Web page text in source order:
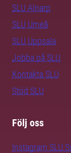
SLU Alnarp
SLU Umeå
SLU Uppsala
Jobba på SLU
Kontakta SLU
Stöd SLU
Följ oss
Instagram